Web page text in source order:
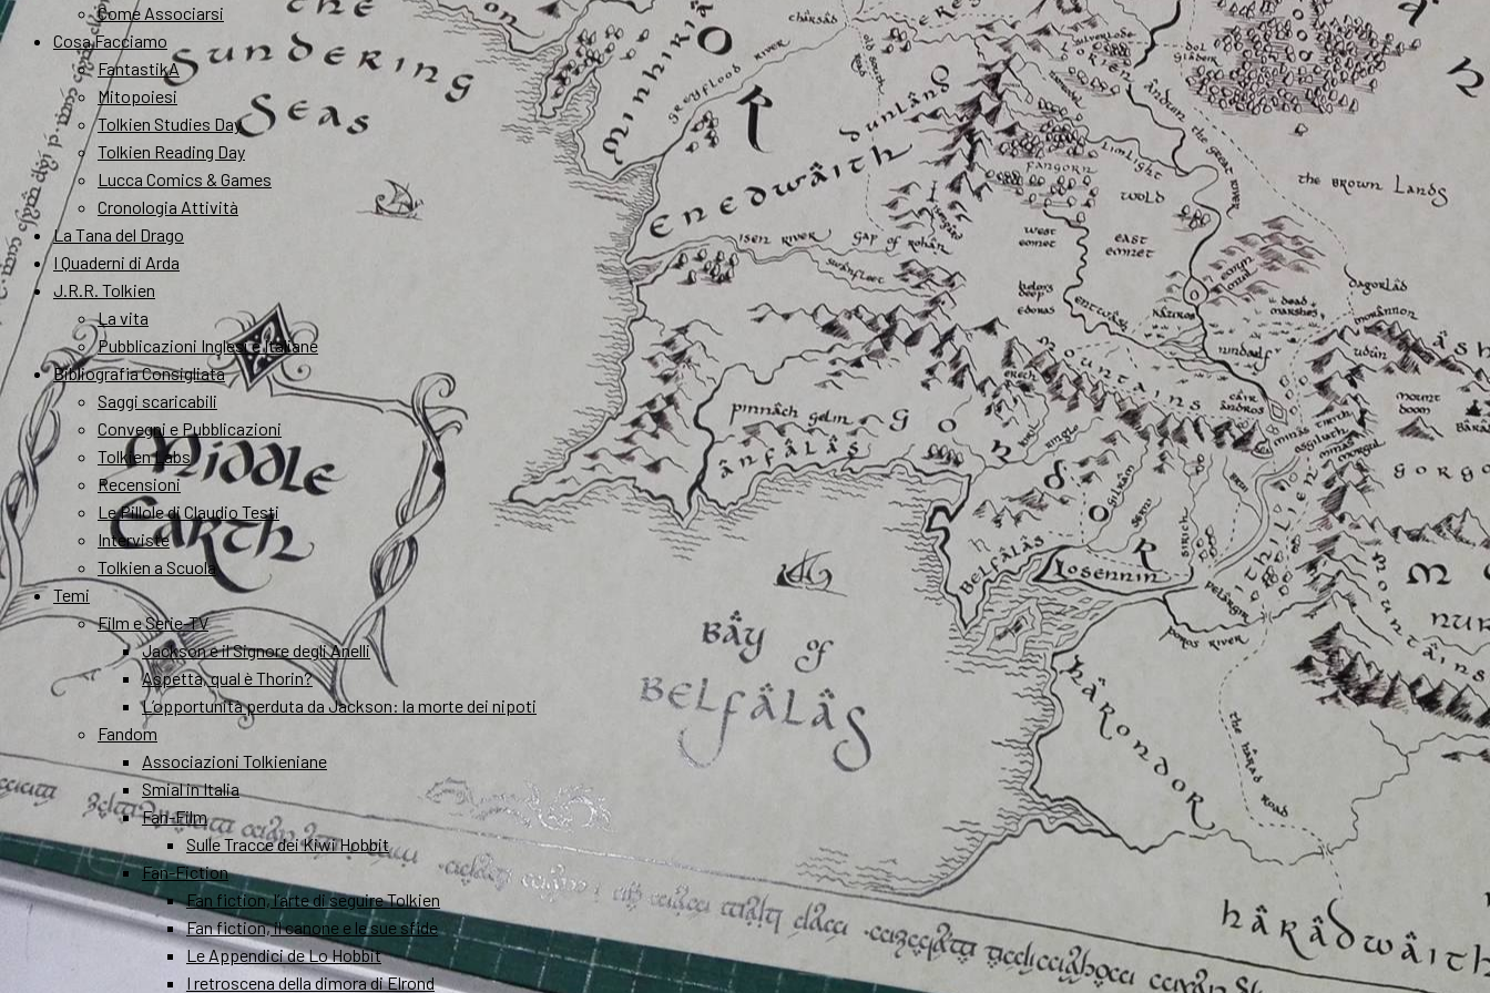
Come Associarsi
Cosa Facciamo
FantastikA
Mitopoiesi
Tolkien Studies Day
Tolkien Reading Day
Lucca Comics & Games
Cronologia Attività
La Tana del Drago
I Quaderni di Arda
J.R.R. Tolkien
La vita
Pubblicazioni Inglesi e Italiane
Bibliografia Consigliata
Saggi scaricabili
Convegni e Pubblicazioni
Tolkien Labs
Recensioni
Le Pillole di Claudio Testi
Interviste
Tolkien a Scuola
Temi
Film e Serie-TV
Jackson e il Signore degli Anelli
Aspetta, qual è Thorin?
L’opportunità perduta da Jackson: la morte dei nipoti
Fandom
Associazioni Tolkieniane
Smial in Italia
Fan-Film
Sulle Tracce dei Kiwi Hobbit
Fan-Fiction
Fan fiction, l’arte di seguire Tolkien
Fan fiction, il canone e le sue sfide
Le Appendici de Lo Hobbit
I retroscena della dimora di Elrond